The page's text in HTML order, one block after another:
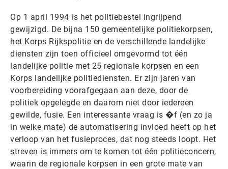
Op 1 april 1994 is het politiebestel ingrijpend
gewijzigd. De bijna 150 gemeentelijke politiekorpsen,
het Korps Rijkspolitie en de verschillende landelijke
diensten zijn toen officieel omgevormd tot één
landelijke politie met 25 regionale korpsen en een
Korps landelijke politiediensten. Er zijn jaren van
voorbereiding voorafgegaan aan deze, door de
politiek opgelegde en daarom niet door iedereen
gewilde, fusie. Een interessante vraag is �f (en zo ja
in welke mate) de automatisering invloed heeft op het
verloop van het fusieproces, dat nog steeds loopt. Het
streven is immers om te komen tot één politieconcern,
waarin de regionale korpsen in een grote mate van